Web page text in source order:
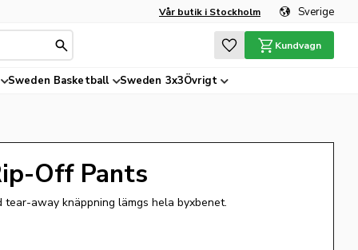
Vår butik i Stockholm Sverige
Favoriter
Kundvagn
Sweden Basketball Sweden 3x3Övrigt
Off Pants
tear-away knäppning lämgs hela byxbenet.